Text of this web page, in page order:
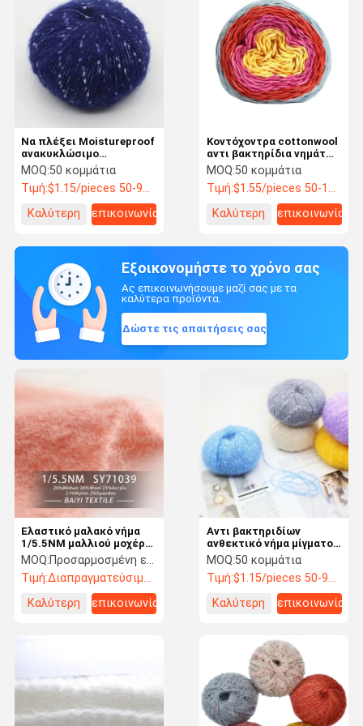
Να πλέξει Moistureproof
ανακυκλώσιμο
ανθεκτικό νημάτων
μίγματος μαλλιού
MOQ:50 κομμάτια
Τιμή:$1.15/pieces 50-99 pieces
Καλύτερη
επικοινωνία
Κοντόχοντρα cottonwool
αντι βακτηρίδια νημάτων
μίγματος ελαφριά για να
πλέξει
MOQ:50 κομμάτια
Τιμή:$1.55/pieces 50-199 pieces
Καλύτερη
επικοινωνία
Εξοικονομήστε το χρόνο σας
Ας επικοινωνήσουμε μαζί σας με τα
καλύτερα προϊόντα.
Δώστε τις απαιτήσεις σας
Αντι βακτηριδίων
ανθεκτικό νήμα μίγματος
μοχέρ ακρυλικό,
αναπνεύσιμα μαλλί και
νήμα μίγματος μεταξιού
MOQ:50 κομμάτια
Τιμή:$1.15/pieces 50-99 pieces
Καλύτερη
επικοινωνία
Ελαστικό μαλακό νήμα
1/5.5NM μαλλιού μοχέρ
για τα πουλόβερ
τσιγγελακιών και τα
παιχνίδια βελούδου
MOQ:Προσαρμοσμένη ελάχιστη διαταγή προϊόντων 5kg, ελάχιστη διαταγή σημείων 1kg
Τιμή:Διαπραγματεύσιμος
Καλύτερη
επικοινωνία